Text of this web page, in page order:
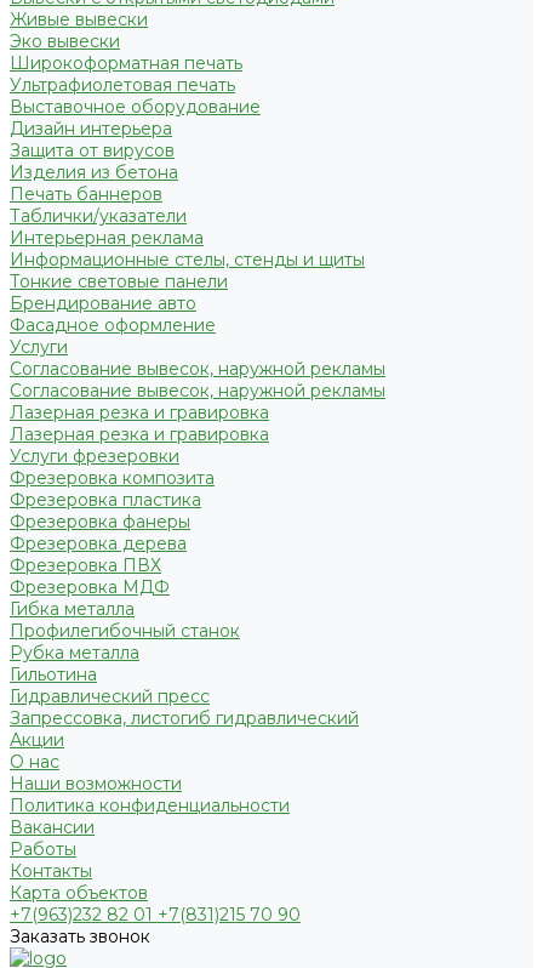
Живые вывески
Эко вывески
Широкоформатная печать
Ультрафиолетовая печать
Выставочное оборудование
Дизайн интерьера
Защита от вирусов
Изделия из бетона
Печать баннеров
Таблички/указатели
Интерьерная реклама
Информационные стелы, стенды и щиты
Тонкие световые панели
Брендирование авто
Фасадное оформление
Услуги
Согласование вывесок, наружной рекламы
Согласование вывесок, наружной рекламы
Лазерная резка и гравировка
Лазерная резка и гравировка
Услуги фрезеровки
Фрезеровка композита
Фрезеровка пластика
Фрезеровка фанеры
Фрезеровка дерева
Фрезеровка ПВХ
Фрезеровка МДФ
Гибка металла
Профилегибочный станок
Рубка металла
Гильотина
Гидравлический пресс
Запрессовка, листогиб гидравлический
Акции
О нас
Наши возможности
Политика конфиденциальности
Вакансии
Работы
Контакты
Карта объектов
+7(963)232 82 01 +7(831)215 70 90
Заказать звонок